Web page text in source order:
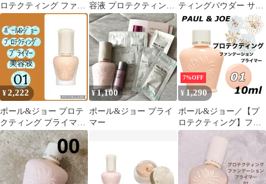
ロテクティング ファン
デーション 01 下地 日
焼け止め
容液 プロテクティング
ヴェール コンパクト他
サンプル3点
ティングパウダー サン
プルセット
¥2,222
ポール&ジョー プロテ
クティング プライマー
01 化粧下地
¥1,100
ポール&ジョー プライ
マー
7%OFF
¥1,290
ポール&ジョー／【プ
ロテクティング】ファ
ンデーション プライマ
ー 01 ドラジェ 10ml
ミニサイズ 化粧下
地 美容液 ポールア
ンドジョー